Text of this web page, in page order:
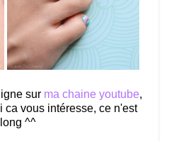
sur ma chaine youtube,
ca vous intéresse, ce n'est
^^